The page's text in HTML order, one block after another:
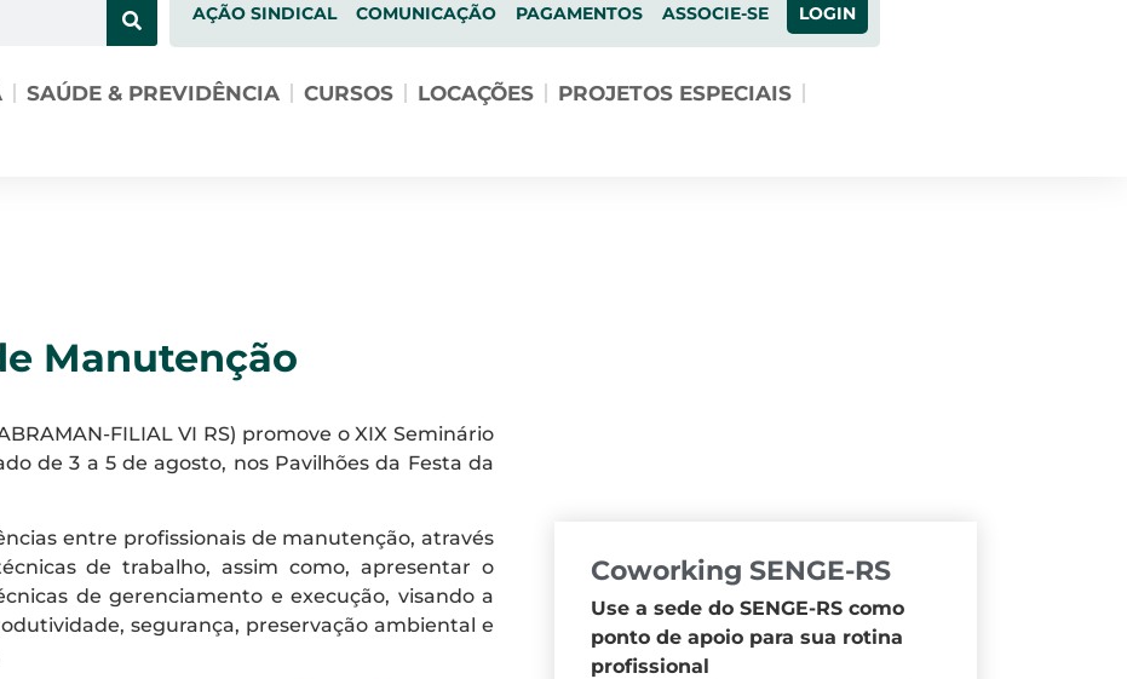
AÇÃO SINDICAL COMUNICAÇÃO PAGAMENTOS ASSOCIE-SE LOGIN
SAÚDE & PREVIDÊNCIA CURSOS LOCAÇÕES PROJETOS ESPECIAIS
Manutenção
FILIAL VI RS) promove o XIX Seminário
de 3 a 5 de agosto, nos Pavilhões da Festa da
entre profissionais de manutenção, através
de trabalho, assim como, apresentar o
de gerenciamento e execução, visando a
segurança, preservação ambiental e
Coworking SENGE-RS
Use a sede do SENGE-RS como
ponto de apoio para sua rotina
profissional